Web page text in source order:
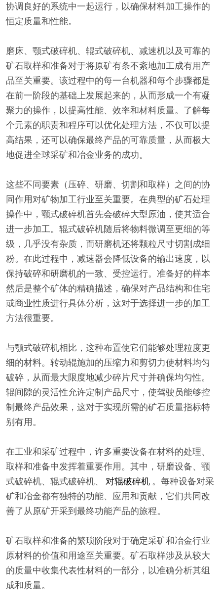
协调良好的系统中一起运行，以确保材料加工操作的
恒定质量和性能。
磨床、颚式破碎机、辊式破碎机、减速机以及可靠的
矿石取样和准备对于将原矿有条不紊地加工成有用产
品至关重要。该过程中的每一台机器和每个步骤都是
在前一阶段的基础上发展起来的，从而形成一个有凝
聚力的操作，以提高性能、效率和材料质量。了解每
个元素的职责和程序可以优化处理方法，不仅可以提
高结果，还可以确保最终产品的可靠质量，从而极大
地促进全球采矿和冶金业务的成功。
这些不同要素（压碎、研磨、切割和取样）之间的协
同作用对矿物加工行业至关重要。在典型的矿石处理
操作中，颚式破碎机首先会破碎大型原油，使其适合
进一步加工。辊式破碎机随后将物料微调至更细的等
级，几乎没有杂质，而研磨机还将颗粒尺寸切割成细
粉。在此过程中，减速器会降低设备的输出速度，以
保持破碎和研磨机的一致、受控运行。准备好的样本
然后是整个矿体的精确描述，确保对产品结构和住宅
或商业性质进行具体分析，这对于选择进一步的加工
方法很重要。
与颚式破碎机相比，这种布置使它们能够处理粒度更
细的材料。转动辊施加的压缩力和剪切力使材料均匀
破碎，从而最大限度地减少碎片尺寸并确保均匀性。
辊间隙的灵活性允许定制产品尺寸，使驾驶员能够控
制最终产品效果，这对于实现所需的矿石质量指标特
别有用。
在工业和采矿过程中，许多重要设备在材料的处理、
取样和准备中发挥着重要作用。其中，研磨设备、颚
式破碎机、辊式破碎机、 对辊破碎机 。每种设备对采
矿和冶金都有独特的功能、应用和贡献，它们共同改
善了从原矿开采到最终功能产品的旅程。
矿石取样和准备的繁琐阶段对于确定采矿和冶金行业
原材料的价值和用途至关重要。矿石取样涉及从较大
的质量中收集代表性材料的一部分，以准确分析其组
成和质量。